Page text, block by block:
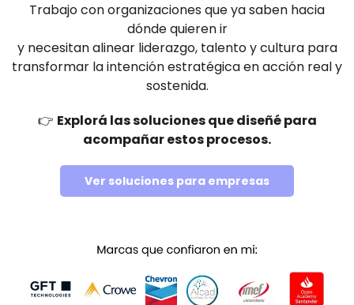
Trabajo con organizaciones que ya saben hacia
dónde quieren ir
y necesitan alinear liderazgo, talento y cultura para
transformar la intención estratégica en acción real y
sostenida.
👉 Explorá las soluciones que diseñé para
acompañar estos procesos.
Ver soluciones para empresas